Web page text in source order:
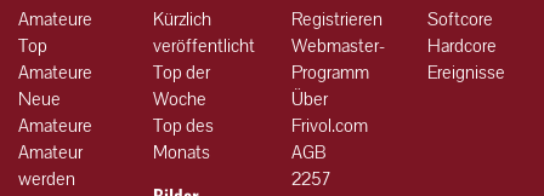
Amateure
Top
Amateure
Neue
Amateure
Amateur
werden
Kürzlich
veröffentlicht
Top der
Woche
Top des
Monats
Registrieren
Webmaster-
Programm
Über
Frivol.com
AGB
2257
Softcore
Hardcore
Ereignisse